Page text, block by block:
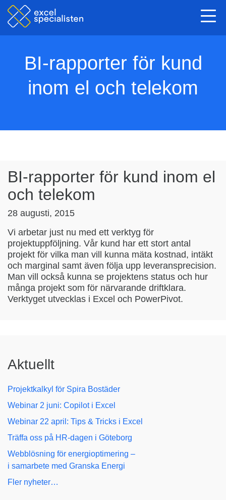
BI-rapporter för kund
inom el och telekom
BI-rapporter för kund inom el
och telekom
28 augusti, 2015
Vi arbetar just nu med ett verktyg för
projektuppföljning. Vår kund har ett stort antal
projekt för vilka man vill kunna mäta kostnad, intäkt
och marginal samt även följa upp leveransprecision.
Man vill också kunna se projektens status och hur
många projekt som för närvarande driftklara.
Verktyget utvecklas i Excel och PowerPivot.
Aktuellt
Projektkalkyl för Spira Bostäder
Webinar 2 juni: Copilot i Excel
Webinar 22 april: Tips & Tricks i Excel
Träffa oss på HR-dagen i Göteborg
Webblösning för energioptimering –
i samarbete med Granska Energi
Fler nyheter…